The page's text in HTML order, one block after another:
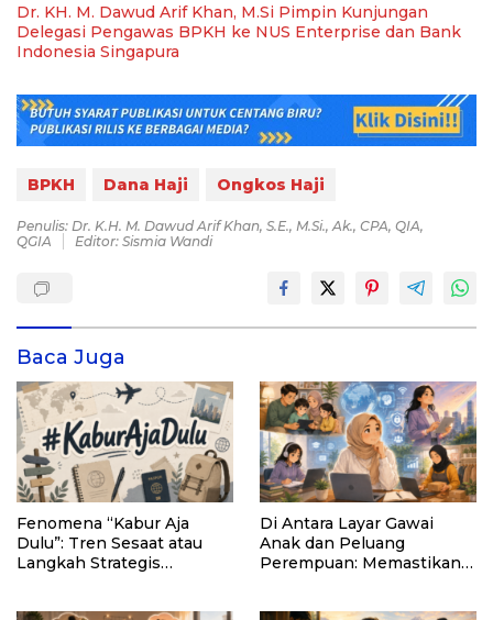
Dr. KH. M. Dawud Arif Khan, M.Si Pimpin Kunjungan
Delegasi Pengawas BPKH ke NUS Enterprise dan Bank
Indonesia Singapura
BPKH Dana Haji Ongkos Haji
Penulis: Dr. K.H. M. Dawud Arif Khan, S.E., M.Si., Ak., CPA, QIA,
QGIA
Editor: Sismia Wandi
Baca Juga
Fenomena “Kabur Aja
Dulu”: Tren Sesaat atau
Langkah Strategis
Di Antara Layar Gawai
Anak dan Peluang
Perempuan: Memastikan